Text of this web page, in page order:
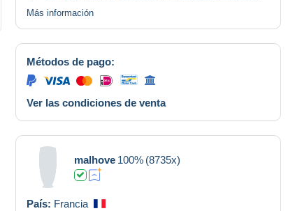
Más información
Métodos de pago:
Ver las condiciones de venta
malhove 100% (8735x)
País: Francia